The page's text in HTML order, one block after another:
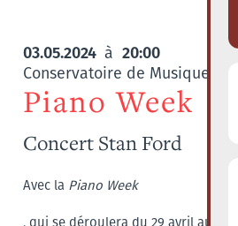
03.05.2024 à 20:00
Conservatoire de Musique de
Piano Week
Concert Stan Ford
Avec la Piano Week
, qui se déroulera du 29 avril au 5